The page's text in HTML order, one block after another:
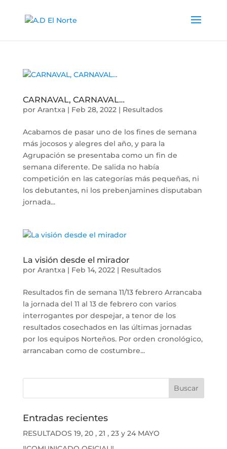
CARNAVAL, CARNAVAL…
por Arantxa| Feb 28, 2022| Resultados
Acabamos de pasar uno de los fines de semana
más jocosos y alegres del año, y para la
Agrupación se presentaba como un fin de
semana diferente. De salida no había
competición en las categorías más pequeñas, ni
los debutantes, ni los prebenjamines disputaban
jornada...
La visión desde el mirador
por Arantxa| Feb 14, 2022| Resultados
Resultados fin de semana 11/13 febrero Arrancaba
la jornada del 11 al 13 de febrero con varios
interrogantes por despejar, a tenor de los
resultados cosechados en las últimas jornadas
por los equipos Norteños. Por orden cronológico,
arrancaban como de costumbre...
Entradas recientes
RESULTADOS 19, 20 , 21 , 23 y 24 MAYO